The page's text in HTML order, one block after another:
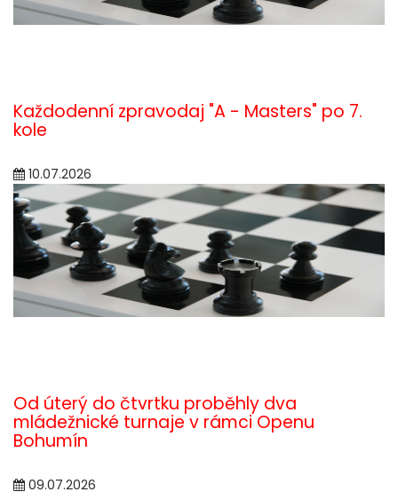
Každodenní zpravodaj "A - Masters" po 7.
kole
10.07.2026
Od úterý do čtvrtku proběhly dva
mládežnické turnaje v rámci Openu
Bohumín
09.07.2026